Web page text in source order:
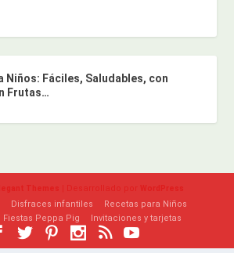
Niños: Fáciles, Saludables, con
Frutas…
Themes | Desarrollado por WordPress
Disfraces infantiles
Recetas para Niños
Fiestas Peppa Pig Invitaciones y tarjetas